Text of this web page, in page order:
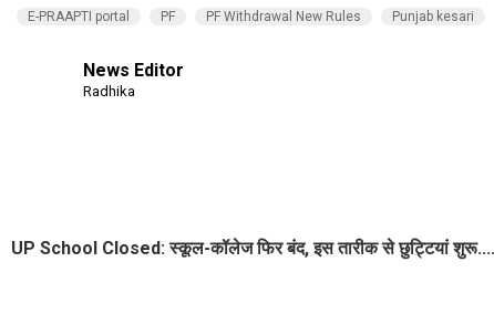
E-PRAAPTI portal PF PF Withdrawal New Rules Punjab kesari
News Editor
Radhika
UP School Closed: स्कूल-कॉलेज फिर बंद, इस तारीक से छुट्टियां शुरू....